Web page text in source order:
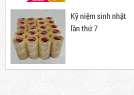
Mã sản phẩm: BKT1.4
5,000 VNĐ 5,200 VNĐ
Máy rút màng co
Máy cắt lõi giấy
Kỹ niệm sinh nhật
lần thứ 7